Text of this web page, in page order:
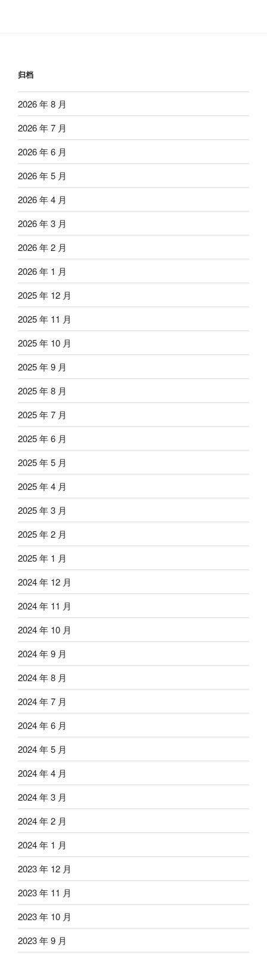
归档
2026 年 8 月
2026 年 7 月
2026 年 6 月
2026 年 5 月
2026 年 4 月
2026 年 3 月
2026 年 2 月
2026 年 1 月
2025 年 12 月
2025 年 11 月
2025 年 10 月
2025 年 9 月
2025 年 8 月
2025 年 7 月
2025 年 6 月
2025 年 5 月
2025 年 4 月
2025 年 3 月
2025 年 2 月
2025 年 1 月
2024 年 12 月
2024 年 11 月
2024 年 10 月
2024 年 9 月
2024 年 8 月
2024 年 7 月
2024 年 6 月
2024 年 5 月
2024 年 4 月
2024 年 3 月
2024 年 2 月
2024 年 1 月
2023 年 12 月
2023 年 11 月
2023 年 10 月
2023 年 9 月